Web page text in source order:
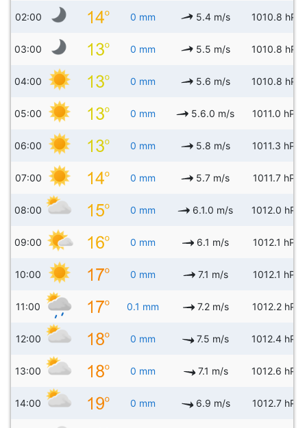
02:00 0 mm 5.4 m/s 1010.8 hPa
03:00 0 mm 5.5 m/s 1010.8 hPa
04:00 0 mm 5.6 m/s 1010.8 hPa
05:00 0 mm 5.6.0 m/s 1011.0 hPa
06:00 0 mm 5.8 m/s 1011.3 hPa
07:00 0 mm 5.7 m/s 1011.7 hPa
08:00 0 mm 6.1.0 m/s 1012.0 hPa
09:00 0 mm 6.1 m/s 1012.1 hPa
10:00 0 mm 7.1 m/s 1012.1 hPa
11:00 0.1 mm 7.2 m/s 1012.2 hPa
12:00 0 mm 7.5 m/s 1012.4 hPa
13:00 0 mm 7.1 m/s 1012.6 hPa
14:00 0 mm 6.9 m/s 1012.7 hPa